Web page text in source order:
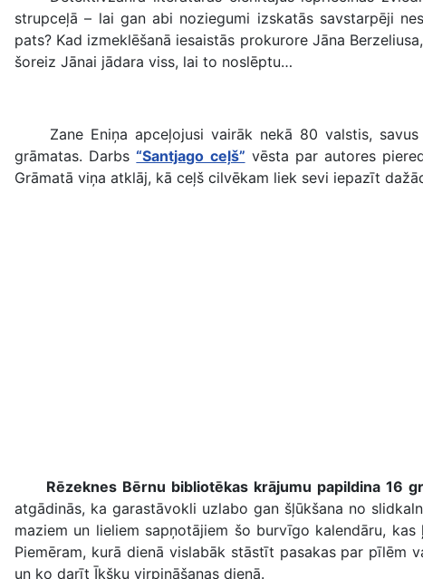
strupceļā – lai gan abi noziegumi izskatās savstarpēji
pats? Kad izmeklēšanā iesaistās prokurore Jāna
šoreiz Jānai jādara viss, lai to noslēptu…
Zane Eniņa apceļojusi vairāk nekā 80 valstis, savus
grāmatas. Darbs“Santjago ceļš” vēsta par autores
Grāmatā viņa atklāj, kā ceļš cilvēkam liek sevi iepazīt
Rēzeknes Bērnu bibliotēkas krājumu papildina 16
atgādinās, ka garastāvokli uzlabo gan šļūkšana no
maziem un lieliem sapņotājiem šo burvīgo kalendāru,
Piemēram, kurā dienā vislabāk stāstīt pasakas par pīlēm
un ko darīt Īkšķu virpināšanas dienā.